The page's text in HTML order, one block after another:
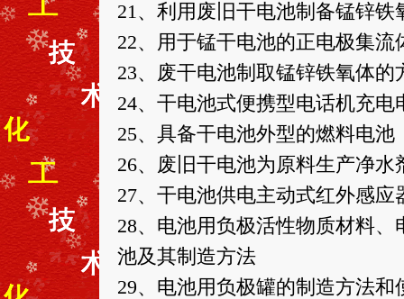
21、利用废旧干电池制备锰锌铁
22、用于锰干电池的正电极集
23、废干电池制取锰锌铁氧体的
24、干电池式便携型电话机充电
25、具备干电池外型的燃料电池
26、废旧干电池为原料生产净水
27、干电池供电主动式红外感
28、电池用负极活性物质材料
池及其制造方法
29、电池用负极罐的制造方法